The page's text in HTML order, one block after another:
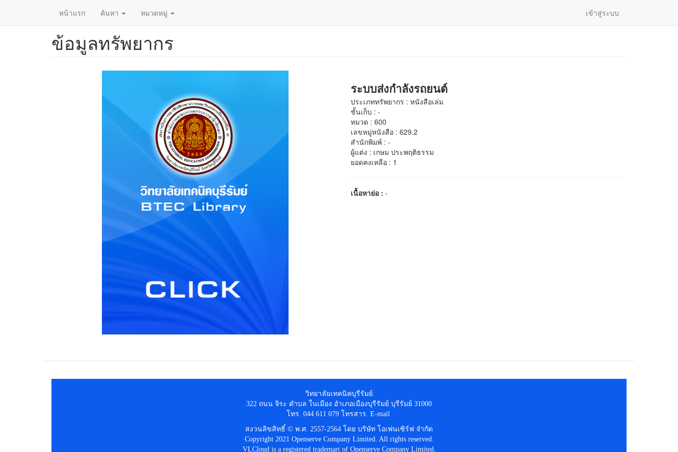
หน้าแรก ค้นหา หมวดหมู่ เข้าสู่ระบบ
ข้อมูลทรัพยากร
ระบบส่งกำลังรถยนต์
ประเภททรัพยากร : หนังสือเล่ม
ชั้นเก็บ : -
หมวด : 600
เลขหมู่หนังสือ : 629.2
สำนักพิมพ์ : -
ผู้แต่ง : เกษม ประพฤติธรรม
ยอดคงเหลือ : 1
เนื้อหาย่อ :-
วิทยาลัยเทคนิคบุรีรัมย์
322 ถนน จิระ ตำบล ในเมือง อำเภอเมืองบุรีรัมย์ บุรีรัมย์ 31000
โทร. 044 611 079 โทรสาร. E-mail
สงวนลิขสิทธิ์ © พ.ศ. 2557-2564 โดย บริษัท โอเพ่นเซิร์ฟ จำกัด
Copyright 2021 Openserve Company Limited. All rights reserved.
VLCloud is a registered trademart of Openserve Company Limited.